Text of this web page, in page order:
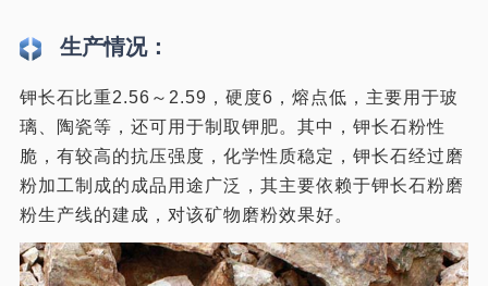
生产情况：
钾长石比重2.56～2.59，硬度6，熔点低，主要用于玻
璃、陶瓷等，还可用于制取钾肥。其中，钾长石粉性
脆，有较高的抗压强度，化学性质稳定，钾长石经过磨
粉加工制成的成品用途广泛，其主要依赖于钾长石粉磨
粉生产线的建成，对该矿物磨粉效果好。